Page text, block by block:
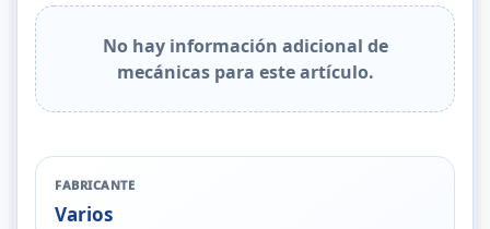
No hay información adicional de
mecánicas para este artículo.
FABRICANTE
Varios